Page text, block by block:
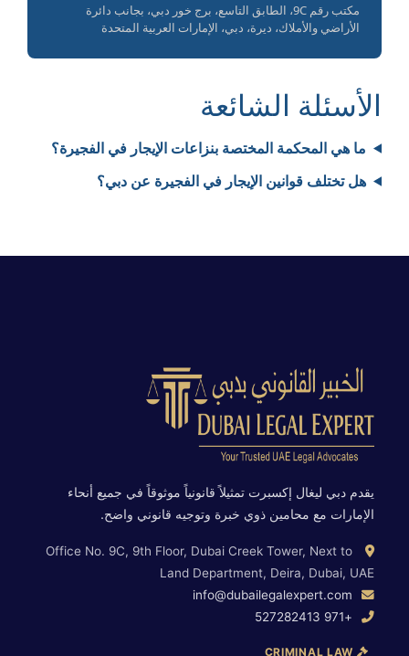
مكتب رقم 9C، الطابق التاسع، برج خور دبي، بجانب دائرة
الأراضي والأملاك، ديرة، دبي، الإمارات العربية المتحدة
الأسئلة الشائعة
ما هي المحكمة المختصة بنزاعات الإيجار في الفجيرة؟
هل تختلف قوانين الإيجار في الفجيرة عن دبي؟
يقدم دبي ليغال إكسبرت تمثيلاً قانونياً موثوقاً في جميع أنحاء
الإمارات مع محامين ذوي خبرة وتوجيه قانوني واضح.
Office No. 9C, 9th Floor, Dubai Creek Tower, Next to
Land Department, Deira, Dubai, UAE
info@dubailegalexpert.com
+971 527282413